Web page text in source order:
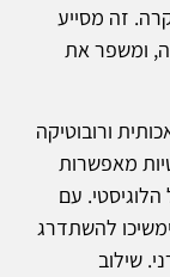
זה מסייע
ומשפר את
ורובוטיקה
מאפשרות
עם
להשתדרג
שילוב